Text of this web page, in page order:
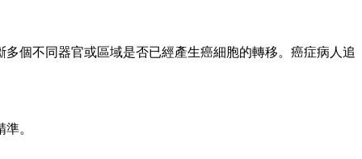
不同器官或區域是否已經產生癌細胞的轉移。癌症病人追
。